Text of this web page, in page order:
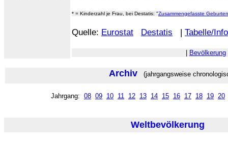
* = Kinderzahl je Frau, bei Destatis: "Zusammengefasste
Quelle: Eurostat Destatis | Tabelle/
Bevölkerung
Archiv (jahrgangsweise
Jahrgang: 08 09 10 11 12 13 14 15 16 17 18 19 20
Weltbevölkerung